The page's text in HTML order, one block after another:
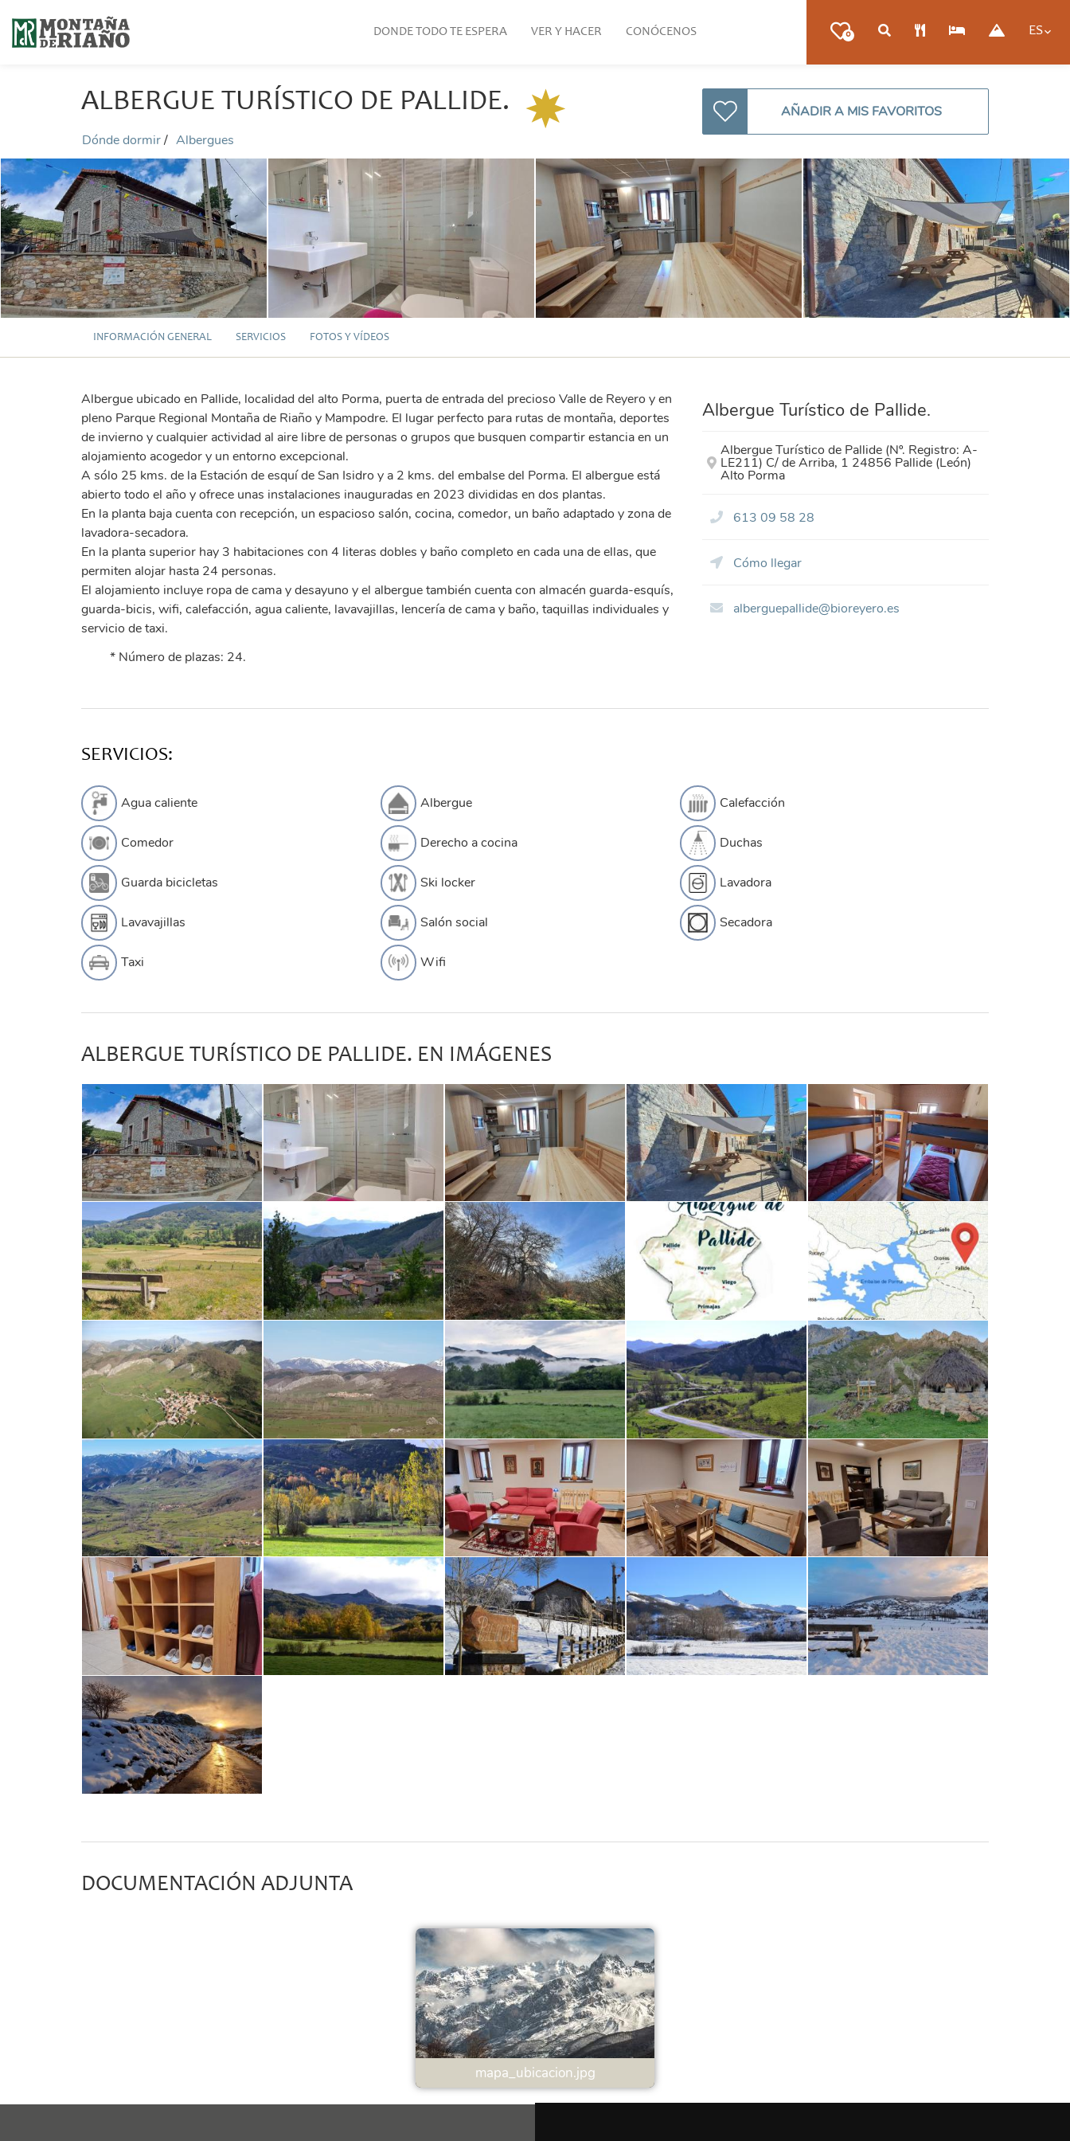
0 ES
DONDE TODO TE ESPERA VER Y HACER CONÓCENOS
ALBERGUE TURÍSTICO DE PALLIDE.
Dónde dormir Albergues
AÑADIR A MIS FAVORITOS
INFORMACIÓN GENERAL SERVICIOS FOTOS Y VÍDEOS
Albergue ubicado en Pallide, localidad del alto Porma, puerta de entrada del precioso Valle de Reyero y en
pleno Parque Regional Montaña de Riaño y Mampodre. El lugar perfecto para rutas de montaña, deportes
de invierno y cualquier actividad al aire libre de personas o grupos que busquen compartir estancia en un
alojamiento acogedor y un entorno excepcional.
A sólo 25 kms. de la Estación de esquí de San Isidro y a 2 kms. del embalse del Porma. El albergue está
abierto todo el año y ofrece unas instalaciones inauguradas en 2023 divididas en dos plantas.
En la planta baja cuenta con recepción, un espacioso salón, cocina, comedor, un baño adaptado y zona de
lavadora-secadora.
En la planta superior hay 3 habitaciones con 4 literas dobles y baño completo en cada una de ellas, que
permiten alojar hasta 24 personas.
El alojamiento incluye ropa de cama y desayuno y el albergue también cuenta con almacén guarda-esquís,
guarda-bicis, wifi, calefacción, agua caliente, lavavajillas, lencería de cama y baño, taquillas individuales y
servicio de taxi.
* Número de plazas: 24.
Albergue Turístico de Pallide.
Albergue Turístico de Pallide (Nº. Registro: A-
LE211) C/ de Arriba, 1 24856 Pallide (León)
Alto Porma
613 09 58 28
Cómo llegar
alberguepallide@bioreyero.es
SERVICIOS:
Agua caliente Albergue Calefacción
Comedor Derecho a cocina Duchas
Guarda bicicletas Ski locker Lavadora
Lavavajillas Salón social Secadora
Taxi Wifi
ALBERGUE TURÍSTICO DE PALLIDE. EN IMÁGENES
DOCUMENTACIÓN ADJUNTA
mapa_ubicacion.jpg